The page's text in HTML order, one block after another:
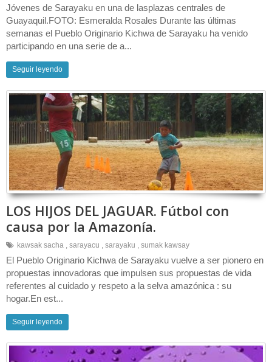
Jóvenes de Sarayaku en una de lasplazas centrales de
Guayaquil.FOTO: Esmeralda Rosales Durante las últimas
semanas el Pueblo Originario Kichwa de Sarayaku ha venido
participando en una serie de a...
Seguir leyendo
LOS HIJOS DEL JAGUAR. Fútbol con
causa por la Amazonía.
kawsak sacha , sarayacu , sarayaku , sumak kawsay
El Pueblo Originario Kichwa de Sarayaku vuelve a ser pionero en
propuestas innovadoras que impulsen sus propuestas de vida
referentes al cuidado y respeto a la selva amazónica : su
hogar.En est...
Seguir leyendo